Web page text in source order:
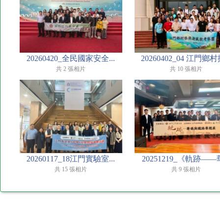
20260420_全民國家安全...
共 2 張相片
20260402_04 江門鄉村
共 10 張相片
20260117_18江門實驗室...
共 15 張相片
20251219_《軌跡——
共 9 張相片